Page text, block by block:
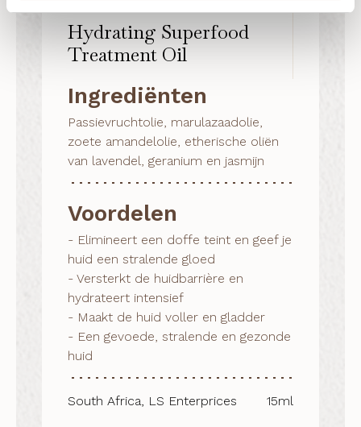
Hydrating Superfood
Treatment Oil
Ingrediënten
Passievruchtolie, marulazaadolie,
zoete amandelolie, etherische oliën
van lavendel, geranium en jasmijn
Voordelen
- Elimineert een doffe teint en geef je
huid een stralende gloed
- Versterkt de huidbarrière en
hydrateert intensief
- Maakt de huid voller en gladder
- Een gevoede, stralende en gezonde
huid
South Africa, LS Enterprices 15ml